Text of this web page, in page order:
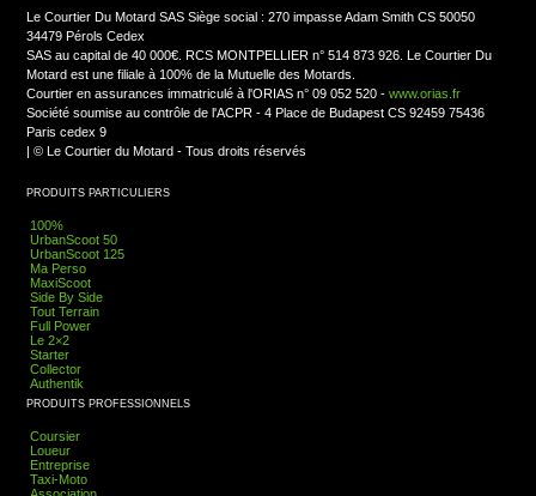
Le Courtier Du Motard SAS Siège social : 270 impasse Adam Smith CS 50050
34479 Pérols Cedex
SAS au capital de 40 000€. RCS MONTPELLIER n° 514 873 926. Le Courtier Du
Motard est une filiale à 100% de la Mutuelle des Motards.
Courtier en assurances immatriculé à l'ORIAS n° 09 052 520 -www.orias.fr
Société soumise au contrôle de l'ACPR - 4 Place de Budapest CS 92459 75436
Paris cedex 9
|© Le Courtier du Motard - Tous droits réservés
PRODUITS PARTICULIERS
100%
UrbanScoot 50
UrbanScoot 125
Ma Perso
MaxiScoot
Side By Side
Tout Terrain
Full Power
Le 2×2
Starter
Collector
Authentik
PRODUITS PROFESSIONNELS
Coursier
Loueur
Entreprise
Taxi-Moto